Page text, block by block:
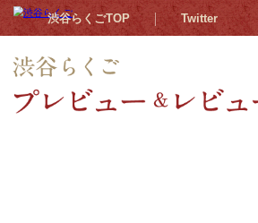
渋谷らくごTOP